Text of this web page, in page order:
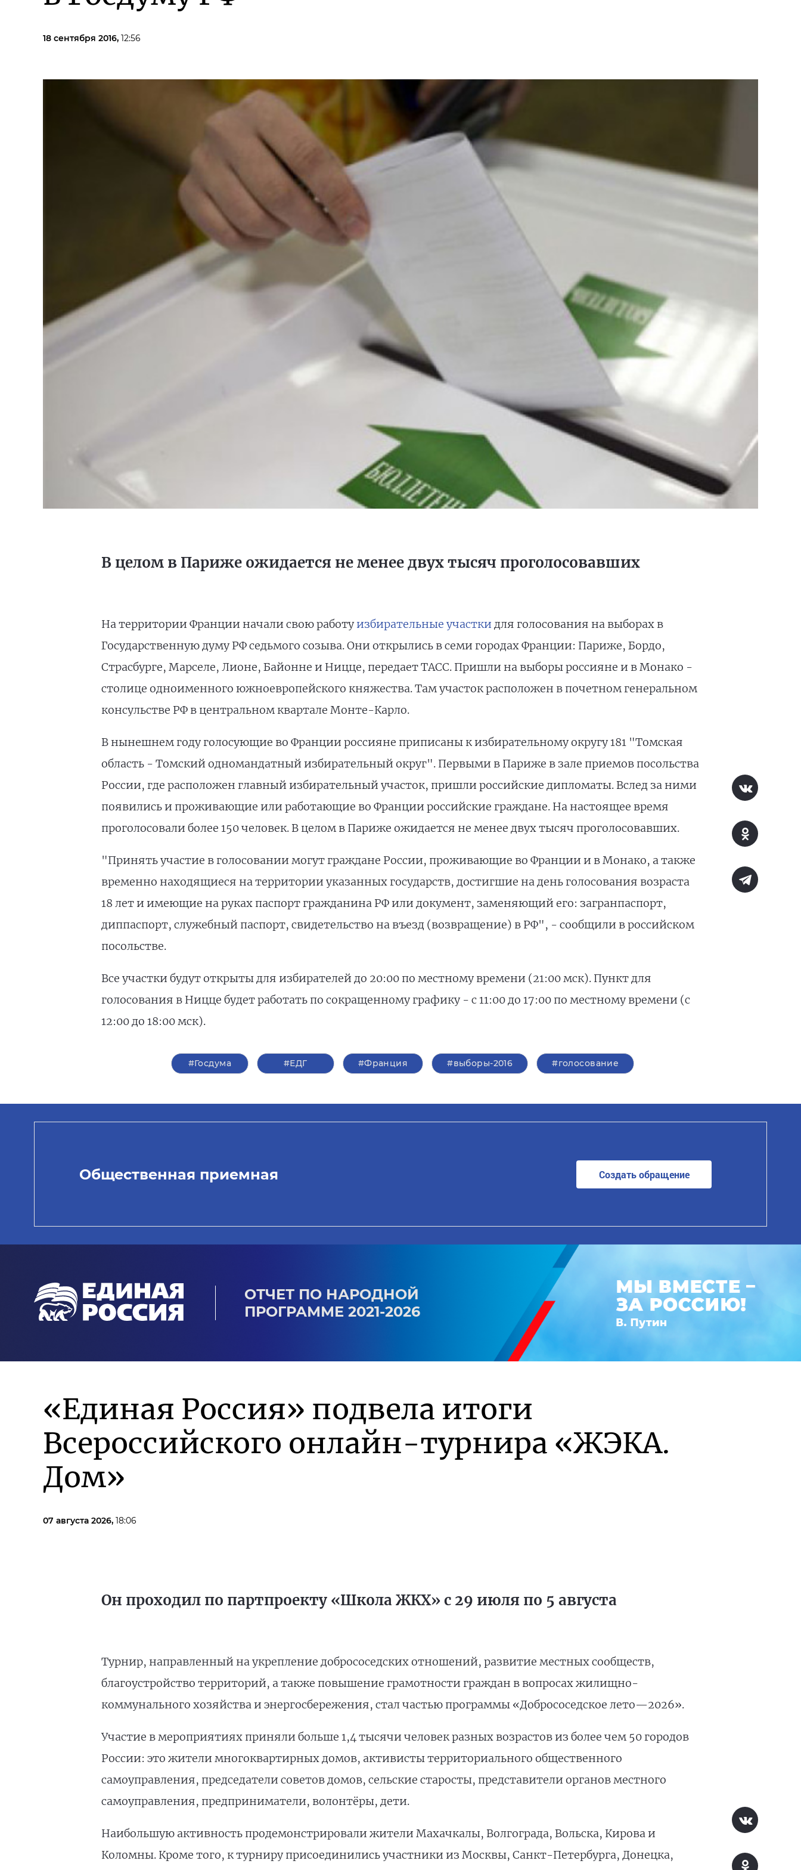
18 сентября 2016, 12:56
В целом в Париже ожидается не менее двух тысяч проголосовавших
На территории Франции начали свою работуизбирательные участки для голосования на выборах в
Государственную думу РФ седьмого созыва. Они открылись в семи городах Франции: Париже, Бордо,
Страсбурге, Марселе, Лионе, Байонне и Ницце, передает ТАСС. Пришли на выборы россияне и в Монако -
столице одноименного южноевропейского княжества. Там участок расположен в почетном генеральном
консульстве РФ в центральном квартале Монте-Карло.
В нынешнем году голосующие во Франции россияне приписаны к избирательному округу 181 "Томская
область - Томский одномандатный избирательный округ". Первыми в Париже в зале приемов посольства
России, где расположен главный избирательный участок, пришли российские дипломаты. Вслед за ними
появились и проживающие или работающие во Франции российские граждане. На настоящее время
проголосовали более 150 человек. В целом в Париже ожидается не менее двух тысяч проголосовавших.
"Принять участие в голосовании могут граждане России, проживающие во Франции и в Монако, а также
временно находящиеся на территории указанных государств, достигшие на день голосования возраста
18 лет и имеющие на руках паспорт гражданина РФ или документ, заменяющий его: загранпаспорт,
диппаспорт, служебный паспорт, свидетельство на въезд (возвращение) в РФ", - сообщили в российском
посольстве.
Все участки будут открыты для избирателей до 20:00 по местному времени (21:00 мск). Пункт для
голосования в Ницце будет работать по сокращенному графику - с 11:00 до 17:00 по местному времени (с
12:00 до 18:00 мск).
#Госдума #ЕДГ #Франция #выборы-2016 #голосование
Общественная приемная Создать обращение
ОТЧЕТ ПО НАРОДНОЙ
ПРОГРАММЕ 2021-2026
«Единая Россия» подвела итоги
Всероссийского онлайн-турнира «ЖЭКА.
Дом»
07 августа 2026, 18:06
Он проходил по партпроекту «Школа ЖКХ» с 29 июля по 5 августа
Турнир, направленный на укрепление добрососедских отношений, развитие местных сообществ,
благоустройство территорий, а также повышение грамотности граждан в вопросах жилищно-
коммунального хозяйства и энергосбережения, стал частью программы «Добрососедское лето—2026».
Участие в мероприятиях приняли больше 1,4 тысячи человек разных возрастов из более чем 50 городов
России: это жители многоквартирных домов, активисты территориального общественного
самоуправления, председатели советов домов, сельские старосты, представители органов местного
самоуправления, предприниматели, волонтёры, дети.
Наибольшую активность продемонстрировали жители Махачкалы, Волгограда, Вольска, Кирова и
Коломны. Кроме того, к турниру присоединились участники из Москвы, Санкт-Петербурга, Донецка,